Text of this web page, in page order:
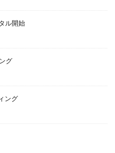
ル開始
グ
ング